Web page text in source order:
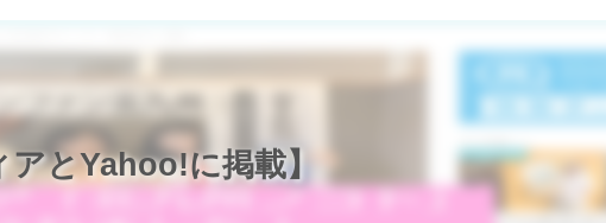
アとYahoo!に掲載】